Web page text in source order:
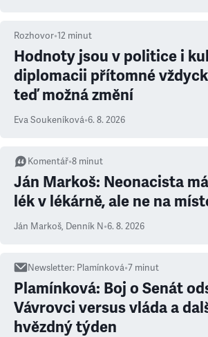
Rozhovor•12 minut
Hodnoty jsou v politice i
diplomacii přítomné
teď možná změní
Eva Soukeníková•6. 8. 2026
Komentář•8 minut
Ján Markoš: Neonacista
lék v lékárně, ale ne na
Ján Markoš, Denník N•6. 8. 2026
Newsletter: Plamínková•7 minut
Plamínková: Boj o Senát
Vávrovci versus vláda a
hvězdný týden